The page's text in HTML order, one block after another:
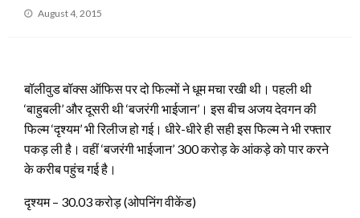
Posted
August 4, 2015
बॉलीवुड बॉक्स ऑफिस पर दो फिल्मों ने धूम मचा रखी थी। पहली थी
‘बाहुबली’ और दूसरी थी ‘बजरंगी भाईजान’। इस बीच अजय देवगन की
फिल्म ‘दृश्यम’ भी रिलीज हो गई। धीरे-धीरे ही सही इस फिल्म ने भी रफ्तार
पकड़ ली है। वहीं ‘बजरंगी भाईजान’ 300 करोड़ के आंकड़े को पार करने
के करीब पहुंच गई है।
दृश्यम – 30.03 करोड़ (ओपनिंग वीकेंड)